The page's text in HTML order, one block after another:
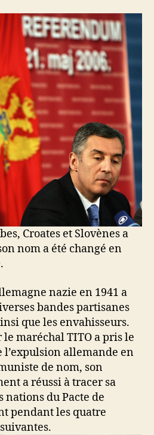
Croates et Slovènes a
nom a été changé en
nazie en 1941 a
bandes partisanes
que les envahisseurs.
maréchal TITO a pris le
l’expulsion allemande en
de nom, son
a réussi à tracer sa
du Pacte de
pendant les quatre